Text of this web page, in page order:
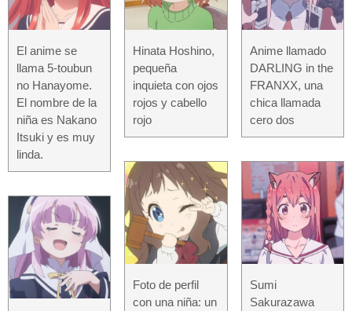
El anime se
llama 5-toubun
no Hanayome.
El nombre de la
niña es Nakano
Itsuki y es muy
linda.
Hinata Hoshino,
pequeña
inquieta con ojos
rojos y cabello
rojo
Foto de perfil
con una niña: un
Anime llamado
DARLING in the
FRANXX, una
chica llamada
cero dos
Sumi
Sakurazawa